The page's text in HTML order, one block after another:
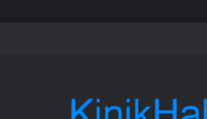
altındaki gizli mekanizma